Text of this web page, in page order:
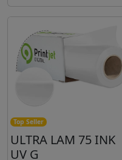
Top Seller
ULTRA LAM 75 INK
UV G